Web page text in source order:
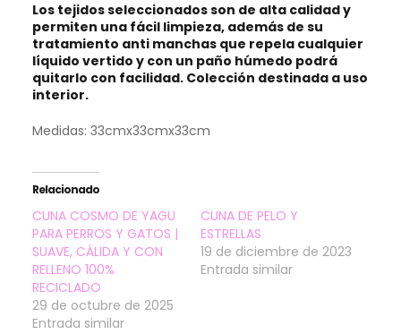
Los tejidos seleccionados son de alta calidad y
permiten una fácil limpieza, además de su
tratamiento anti manchas que repela cualquier
líquido vertido y con un paño húmedo podrá
quitarlo con facilidad. Colección destinada a uso
interior.
Medidas: 33cmx33cmx33cm
Relacionado
CUNA COSMO DE YAGU
PARA PERROS Y GATOS |
SUAVE, CÁLIDA Y CON
RELLENO 100%
RECICLADO
29 de octubre de 2025
Entrada similar
CUNA DE PELO Y
ESTRELLAS
19 de diciembre de 2023
Entrada similar